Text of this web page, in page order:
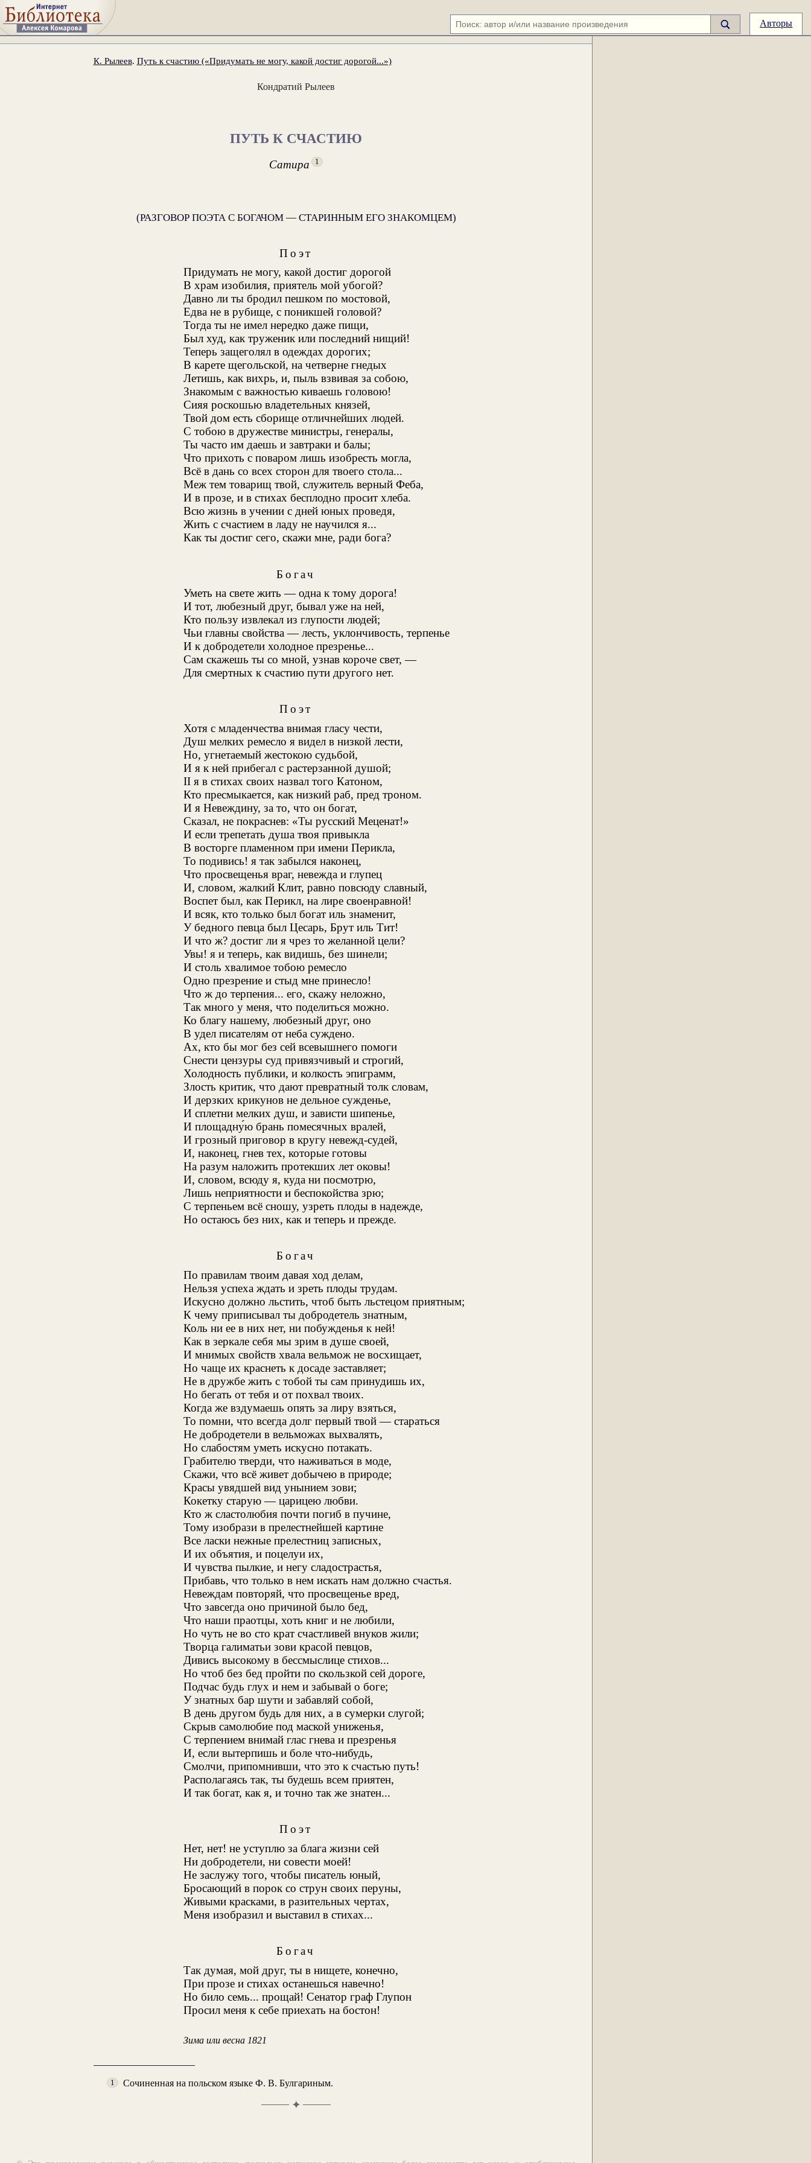
Авторы
К. Рылеев. Путь к счастию («Придумать не могу, какой достиг дорогой...»)
Кондратий Рылеев
ПУТЬ К СЧАСТИЮ
Сатира 1
(РАЗГОВОР ПОЭТА С БОГАЧОМ — СТАРИННЫМ ЕГО ЗНАКОМЦЕМ)
Поэт
Придумать не могу, какой достиг дорогой
В храм изобилия, приятель мой убогой?
Давно ли ты бродил пешком по мостовой,
Едва не в рубище, с поникшей головой?
Тогда ты не имел нередко даже пищи,
Был худ, как труженик или последний нищий!
Теперь защеголял в одеждах дорогих;
В карете щегольской, на четверне гнедых
Летишь, как вихрь, и, пыль взвивая за собою,
Знакомым с важностью киваешь головою!
Сияя роскошью владетельных князей,
Твой дом есть сборище отличнейших людей.
С тобою в дружестве министры, генералы,
Ты часто им даешь и завтраки и балы;
Что прихоть с поваром лишь изобресть могла,
Всё в дань со всех сторон для твоего стола...
Меж тем товарищ твой, служитель верный Феба,
И в прозе, и в стихах бесплодно просит хлеба.
Всю жизнь в учении с дней юных проведя,
Жить с счастием в ладу не научился я...
Как ты достиг сего, скажи мне, ради бога?
Богач
Уметь на свете жить — одна к тому дорога!
И тот, любезный друг, бывал уже на ней,
Кто пользу извлекал из глупости людей;
Чьи главны свойства — лесть, уклончивость, терпенье
И к добродетели холодное презренье...
Сам скажешь ты со мной, узнав короче свет, —
Для смертных к счастию пути другого нет.
Поэт
Хотя с младенчества внимая гласу чести,
Душ мелких ремесло я видел в низкой лести,
Но, угнетаемый жестокою судьбой,
И я к ней прибегал с растерзанной душой;
II я в стихах своих назвал того Катоном,
Кто пресмыкается, как низкий раб, пред троном.
И я Невеждину, за то, что он богат,
Сказал, не покраснев: «Ты русский Меценат!»
И если трепетать душа твоя привыкла
В восторге пламенном при имени Перикла,
То подивись! я так забылся наконец,
Что просвещенья враг, невежда и глупец
И, словом, жалкий Клит, равно повсюду славный,
Воспет был, как Перикл, на лире своенравной!
И всяк, кто только был богат иль знаменит,
У бедного певца был Цесарь, Брут иль Тит!
И что ж? достиг ли я чрез то желанной цели?
Увы! я и теперь, как видишь, без шинели;
И столь хвалимое тобою ремесло
Одно презрение и стыд мне принесло!
Что ж до терпения... его, скажу неложно,
Так много у меня, что поделиться можно.
Ко благу нашему, любезный друг, оно
В удел писателям от неба суждено.
Ах, кто бы мог без сей всевышнего помоги
Снести цензуры суд привязчивый и строгий,
Холодность публики, и колкость эпиграмм,
Злость критик, что дают превратный толк словам,
И дерзких крикунов не дельное сужденье,
И сплетни мелких душ, и зависти шипенье,
И площадну́ю брань помесячных вралей,
И грозный приговор в кругу невежд-судей,
И, наконец, гнев тех, которые готовы
На разум наложить протекших лет оковы!
И, словом, всюду я, куда ни посмотрю,
Лишь неприятности и беспокойства зрю;
С терпеньем всё сношу, узреть плоды в надежде,
Но остаюсь без них, как и теперь и прежде.
Богач
По правилам твоим давая ход делам,
Нельзя успеха ждать и зреть плоды трудам.
Искусно должно льстить, чтоб быть льстецом приятным;
К чему приписывал ты добродетель знатным,
Коль ни ее в них нет, ни побужденья к ней!
Как в зеркале себя мы зрим в душе своей,
И мнимых свойств хвала вельмож не восхищает,
Но чаще их краснеть к досаде заставляет;
Не в дружбе жить с тобой ты сам принудишь их,
Но бегать от тебя и от похвал твоих.
Когда же вздумаешь опять за лиру взяться,
То помни, что всегда долг первый твой — стараться
Не добродетели в вельможах выхвалять,
Но слабостям уметь искусно потакать.
Грабителю тверди, что наживаться в моде,
Скажи, что всё живет добычею в природе;
Красы увядшей вид унынием зови;
Кокетку старую — царицею любви.
Кто ж сластолюбия почти погиб в пучине,
Тому изобрази в прелестнейшей картине
Все ласки нежные прелестниц записных,
И их объятия, и поцелуи их,
И чувства пылкие, и негу сладострастья,
Прибавь, что только в нем искать нам должно счастья.
Невеждам повторяй, что просвещенье вред,
Что завсегда оно причиной было бед,
Что наши праотцы, хоть книг и не любили,
Но чуть не во сто крат счастливей внуков жили;
Творца галиматьи зови красой певцов,
Дивись высокому в бессмыслице стихов...
Но чтоб без бед пройти по скользкой сей дороге,
Подчас будь глух и нем и забывай о боге;
У знатных бар шути и забавляй собой,
В день другом будь для них, а в сумерки слугой;
Скрыв самолюбие под маской униженья,
С терпением внимай глас гнева и презренья
И, если вытерпишь и боле что-нибудь,
Смолчи, припомнивши, что это к счастью путь!
Располагаясь так, ты будешь всем приятен,
И так богат, как я, и точно так же знатен...
Поэт
Нет, нет! не уступлю за блага жизни сей
Ни добродетели, ни совести моей!
Не заслужу того, чтобы писатель юный,
Бросающий в порок со струн своих перуны,
Живыми красками, в разительных чертах,
Меня изобразил и выставил в стихах...
Богач
Так думая, мой друг, ты в нищете, конечно,
При прозе и стихах останешься навечно!
Но било семь... прощай! Сенатор граф Глупон
Просил меня к себе приехать на бостон!
Зима или весна 1821
1 Сочиненная на польском языке Ф. В. Булгариным.
✦